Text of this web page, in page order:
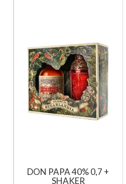
DON PAPA 40% 0,7 +
SHAKER